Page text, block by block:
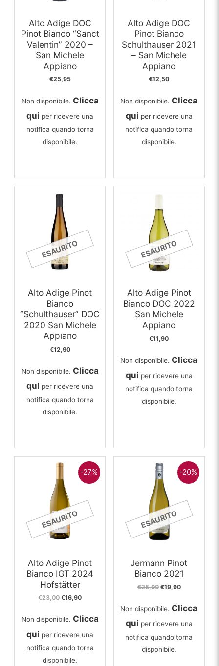
Alto Adige DOC
Pinot Bianco “Sanct
Valentin” 2020 –
San Michele
Appiano
€25,95
Non disponibile. Clicca
qui per ricevere una
notifica quando torna
disponibile.
Alto Adige DOC
Pinot Bianco
Schulthauser 2021
– San Michele
Appiano
€12,50
Non disponibile. Clicca
qui per ricevere una
notifica quando torna
disponibile.
ESAURITO
Alto Adige Pinot
Bianco
“Schulthauser” DOC
2020 San Michele
Appiano
€12,90
Non disponibile. Clicca
qui per ricevere una
notifica quando torna
disponibile.
ESAURITO
Alto Adige Pinot
Bianco DOC 2022
San Michele
Appiano
€11,90
Non disponibile. Clicca
qui per ricevere una
notifica quando torna
disponibile.
-27%
ESAURITO
Alto Adige Pinot
Bianco IGT 2024
Hofstätter
€23,00 Il
era:
€16,90Il
è:
Non disponibile. Clicca
qui per ricevere una
notifica quando torna
disponibile.
-20%
ESAURITO
Jermann Pinot
Bianco 2021
€25,00 Il
era:
€19,90Il
è:
Non disponibile. Clicca
qui per ricevere una
notifica quando torna
disponibile.